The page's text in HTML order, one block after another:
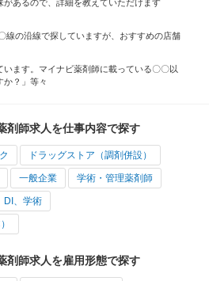
があるので、詳細を教えていただけます
線の沿線で探していますが、おすすめの店舗
います。マイナビ薬剤師に載っている〇〇以
か？」等々
剤師求人を仕事内容で探す
ドラッグストア（調剤併設）
一般企業 学術・管理薬剤師
DI、学術
剤師求人を雇用形態で探す